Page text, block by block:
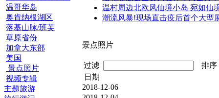
温哥华岛
奥肯纳根湖区
落基山脉/班芙
草原省份
加拿大东部
美国
景点照片
视频专辑
主题旅游
温村周边北欧风仙境小岛 宛如仙
潮流风暴!现场直击疫后首个大型
景点照片
过滤
排
日期
2018-12-06